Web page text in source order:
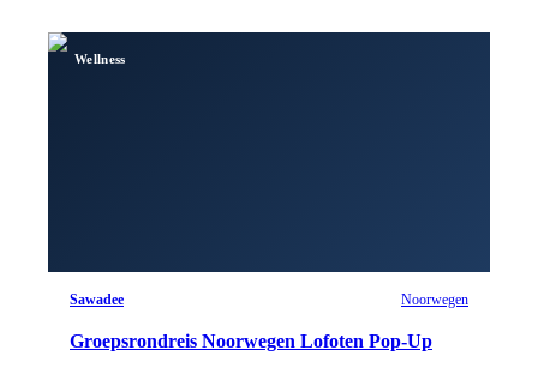
Wellness
Sawadee Noorwegen
Groepsrondreis Noorwegen Lofoten Pop-Up